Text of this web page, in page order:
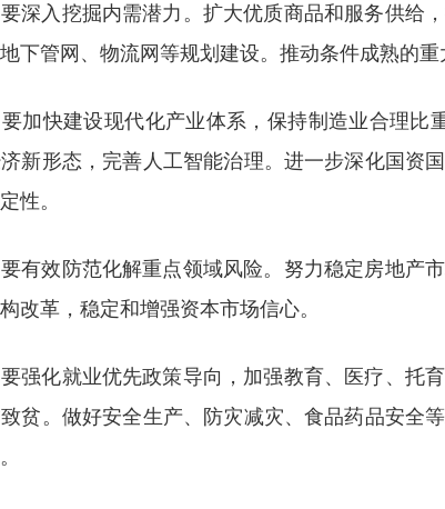
深入挖掘内需潜力。扩大优质商品和服务供给
下管网、物流网等规划建设。推动条件成熟的重
加快建设现代化产业体系，保持制造业合理比
新形态，完善人工智能治理。进一步深化国资
性。
有效防范化解重点领域风险。努力稳定房地产
改革，稳定和增强资本市场信心。
强化就业优先政策导向，加强教育、医疗、托
贫。做好安全生产、防灾减灾、食品药品安全